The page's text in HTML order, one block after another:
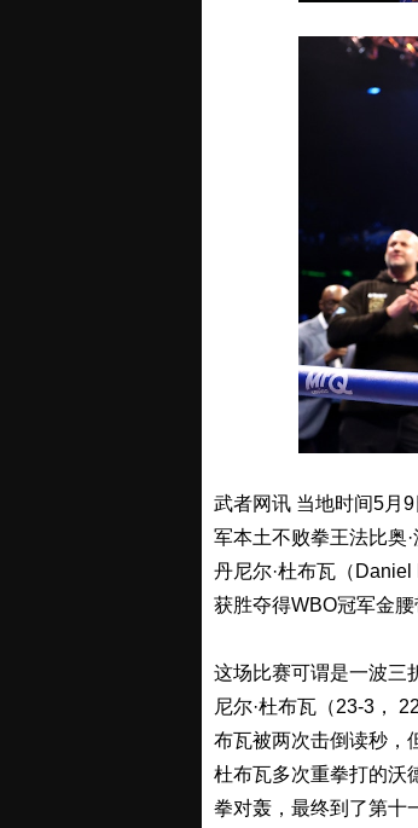
武者网讯 当地时间5月
军本土不败拳王法比奥
丹尼尔·杜布瓦（
获胜夺得WBO冠军金腰
这场比赛可谓是一波三
尼尔·杜布瓦（23-3，
布瓦被两次击倒读秒，
杜布瓦多次重拳打的沃
拳对轰，最终到了第十